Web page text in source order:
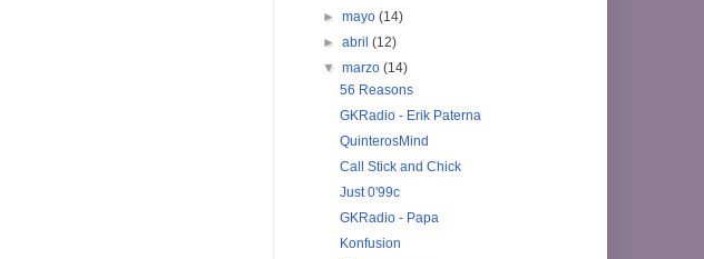
►mayo(14)
►abril(12)
▼marzo(14)
56 Reasons
GKRadio - Erik Paterna
QuinterosMind
Call Stick and Chick
Just 0'99c
GKRadio - Papa
Konfusion